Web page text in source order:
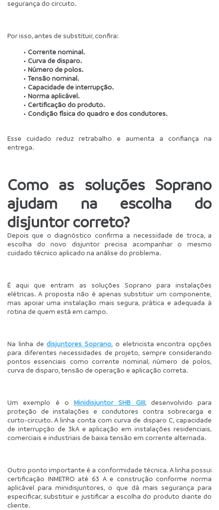
segurança do circuito.
Por isso, antes de substituir, confira:
Corrente nominal.
Curva de disparo.
Número de polos.
Tensão nominal.
Capacidade de interrupção.
Norma aplicável.
Certificação do produto.
Condição física do quadro e dos condutores.
Esse cuidado reduz retrabalho e aumenta a confiança na
entrega.
Como as soluções Soprano
ajudam na escolha do
disjuntor correto?
Depois que o diagnóstico confirma a necessidade de troca, a
escolha do novo disjuntor precisa acompanhar o mesmo
cuidado técnico aplicado na análise do problema.
É aqui que entram as soluções Soprano para instalações
elétricas. A proposta não é apenas substituir um componente,
mas apoiar uma instalação mais segura, prática e adequada à
rotina de quem está em campo.
Na linha de disjuntores Soprano, o eletricista encontra opções
para diferentes necessidades de projeto, sempre considerando
pontos essenciais como corrente nominal, número de polos,
curva de disparo, tensão de operação e aplicação correta.
Um exemplo é o Minidisjuntor SHB GIII, desenvolvido para
proteção de instalações e condutores contra sobrecarga e
curto-circuito. A linha conta com curva de disparo C, capacidade
de interrupção de 3kA e aplicação em instalações residenciais,
comerciais e industriais de baixa tensão em corrente alternada.
Outro ponto importante é a conformidade técnica. A linha possui
certificação INMETRO até 63 A e construção conforme norma
aplicável para minidisjuntores, o que dá mais segurança para
especificar, substituir e justificar a escolha do produto diante do
cliente.